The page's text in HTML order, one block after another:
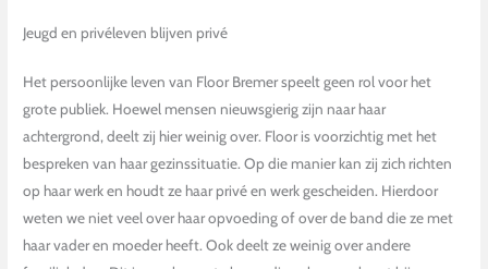
Jeugd en privéleven blijven privé
Het persoonlijke leven van Floor Bremer speelt geen rol voor het
grote publiek. Hoewel mensen nieuwsgierig zijn naar haar
achtergrond, deelt zij hier weinig over. Floor is voorzichtig met het
bespreken van haar gezinssituatie. Op die manier kan zij zich richten
op haar werk en houdt ze haar privé en werk gescheiden. Hierdoor
weten we niet veel over haar opvoeding of over de band die ze met
haar vader en moeder heeft. Ook deelt ze weinig over andere